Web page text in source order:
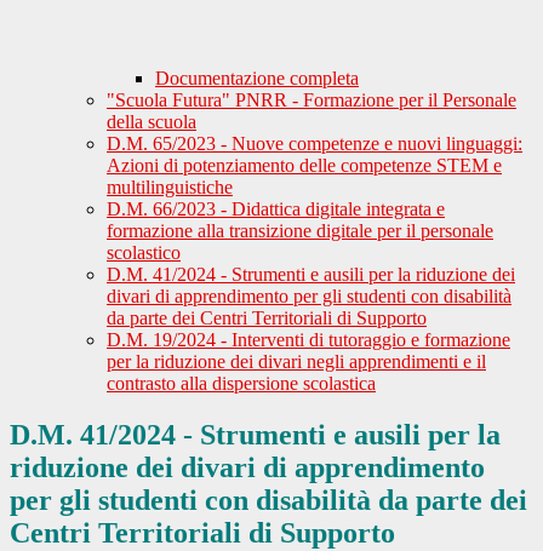
Documentazione completa
"Scuola Futura" PNRR - Formazione per il Personale
della scuola
D.M. 65/2023 - Nuove competenze e nuovi linguaggi:
Azioni di potenziamento delle competenze STEM e
multilinguistiche
D.M. 66/2023 - Didattica digitale integrata e
formazione alla transizione digitale per il personale
scolastico
D.M. 41/2024 - Strumenti e ausili per la riduzione dei
divari di apprendimento per gli studenti con disabilità
da parte dei Centri Territoriali di Supporto
D.M. 19/2024 - Interventi di tutoraggio e formazione
per la riduzione dei divari negli apprendimenti e il
contrasto alla dispersione scolastica
D.M. 41/2024 - Strumenti e ausili per la
riduzione dei divari di apprendimento
per gli studenti con disabilità da parte dei
Centri Territoriali di Supporto